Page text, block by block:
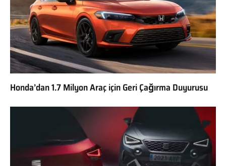
Honda’dan 1.7 Milyon Araç için Geri Çağırma Duyurusu